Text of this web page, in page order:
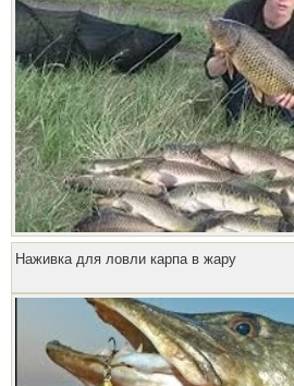
Наживка для ловли карпа в жару